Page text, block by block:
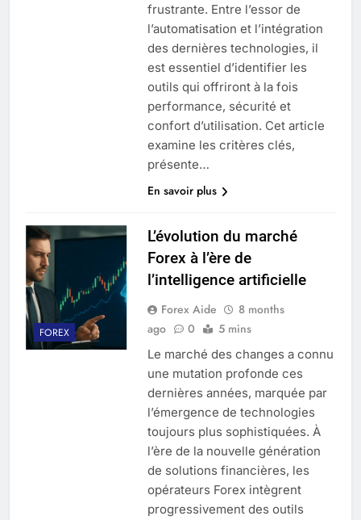
frustrante. Entre l’essor de
l’automatisation et l’intégration
des dernières technologies, il
est essentiel d’identifier les
outils qui offriront à la fois
performance, sécurité et
confort d’utilisation. Cet article
examine les critères clés,
présente…
En savoir plus
FOREX
L’évolution du marché
Forex à l’ère de
l’intelligence artificielle
Forex Aide
8 months
ago
0 5 mins
Le marché des changes a connu
une mutation profonde ces
dernières années, marquée par
l’émergence de technologies
toujours plus sophistiquées. À
l’ère de la nouvelle génération
de solutions financières, les
opérateurs Forex intègrent
progressivement des outils